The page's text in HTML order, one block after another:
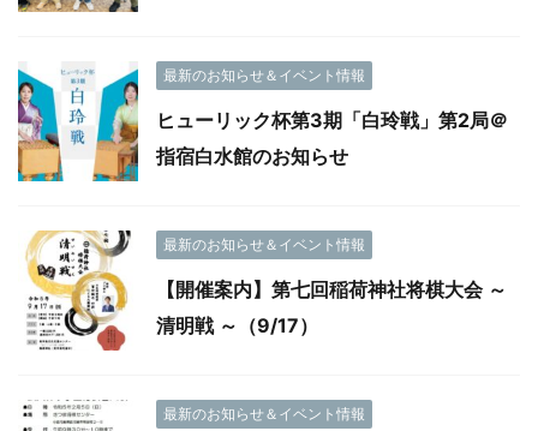
最新のお知らせ＆イベント情報
ヒューリック杯第3期「白玲戦」第2局＠
指宿白水館のお知らせ
最新のお知らせ＆イベント情報
【開催案内】第七回稲荷神社将棋大会 ～
清明戦 ～（9/17）
最新のお知らせ＆イベント情報